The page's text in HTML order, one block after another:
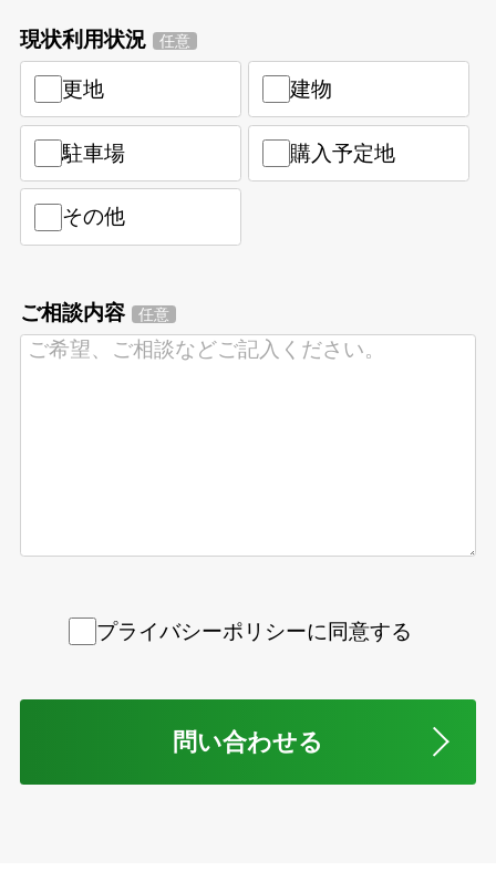
現状利用状況 任意
更地 建物
駐車場 購入予定地
その他
ご相談内容 任意
プライバシーポリシーに同意する